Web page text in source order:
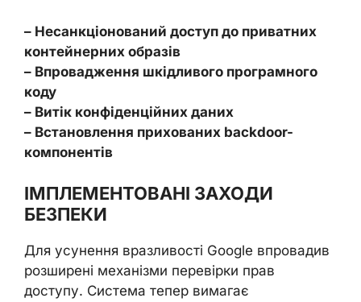
– Несанкціонований доступ до приватних
контейнерних образів
– Впровадження шкідливого програмного
коду
– Витік конфіденційних даних
– Встановлення прихованих backdoor-
компонентів
ІМПЛЕМЕНТОВАНІ ЗАХОДИ
БЕЗПЕКИ
Для усунення вразливості Google впровадив
розширені механізми перевірки прав
доступу. Система тепер вимагає